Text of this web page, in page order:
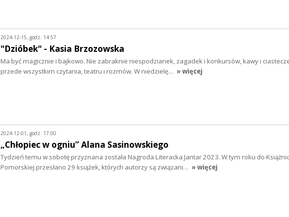
2024-12-15, godz. 14:57
"Dzióbek" - Kasia Brzozowska
Ma być magicznie i bajkowo. Nie zabraknie niespodzianek, zagadek i konkursów, kawy i
przede wszystkim czytania, teatru i rozmów. W niedzielę… » więcej
2024-12-01, godz. 17:00
„Chłopiec w ogniu” Alana Sasinowskiego
Tydzień temu w sobotę przyznana została Nagroda Literacka Jantar 2023. W tym roku do
Pomorskiej przesłano 29 książek, których autorzy są związani… » więcej